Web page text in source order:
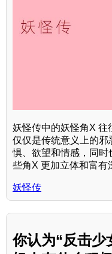
妖怪传中的妖怪角X 往
仅仅是传统意义上的
惧、欲望和情感，同
些角X 更加立体和富有
妖怪传
你认为“反击少